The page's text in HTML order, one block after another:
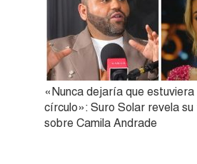
«Nunca dejaría que
círculo»: Suro Solar revela
sobre Camila Andrade